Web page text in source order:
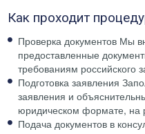
Как проходит
Проверка документов Мы
предоставленные
требованиям российского
Подготовка заявления
заявления и
юридическом формате, на
Подача документов в